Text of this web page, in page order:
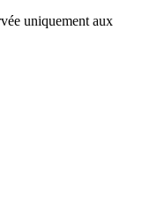
uniquement aux